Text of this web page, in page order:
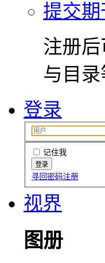
提交
注册
与目
登录
记住我
寻回密码注册
视界
图册